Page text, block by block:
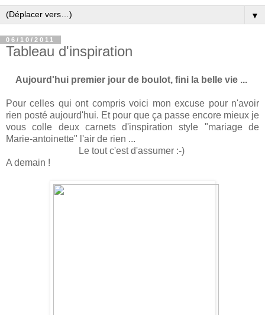
▼
06/10/2011
Tableau d'inspiration
Aujourd'hui premier jour de boulot, fini la belle vie ...
Pour celles qui ont compris voici mon excuse pour n'avoir
rien posté aujourd'hui. Et pour que ça passe encore mieux je
vous colle deux carnets d'inspiration style "mariage de
Marie-antoinette" l'air de rien ...
Le tout c'est d'assumer :-)
A demain !